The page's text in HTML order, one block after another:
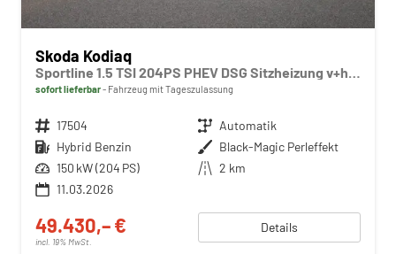
Skoda Kodiaq
Sportline 1.5 TSI 204PS PHEV DSG Sitzheizung v+h Frontscheibe beheizb. 20"LM schwenkb. AHK elektr. PanoDach Alcantara PDC Rückf.Kamera Klimaautomatik Lenkradheizung Navi Apple CarPlay Android Auto 2xKeyless vollelektr. Reichweite 116KM
sofort lieferbar Fahrzeug mit Tageszulassung
Fahrzeugnr. 17504 Getriebe Automatik
Kraftstoff Hybrid Benzin Außenfarbe Black-Magic Perleffekt
Leistung 150 kW (204 PS) Kilometerstand 2 km
11.03.2026
49.430,– €
incl. 19% MwSt.
Details